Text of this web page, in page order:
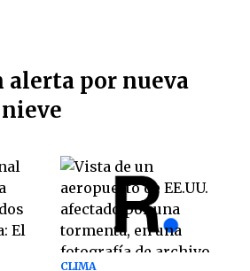
alerta por nueva
CLIMA